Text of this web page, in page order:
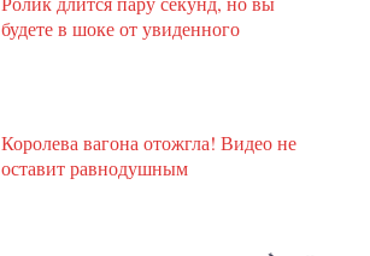
будете в шоке от увиденного
Королева вагона отожгла! Видео не
оставит равнодушным